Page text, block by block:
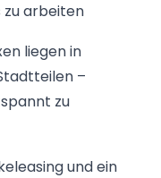
zu arbeiten
liegen in
–
zu
und ein